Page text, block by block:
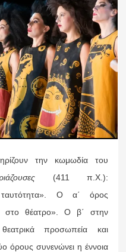
την κωμωδία του
(411 π.Χ.):
ταυτότητα». Ο α΄ όρος
στο θέατρο». Ο β΄ στην
προσωπεία και
όρους συνενώνει η έννοια